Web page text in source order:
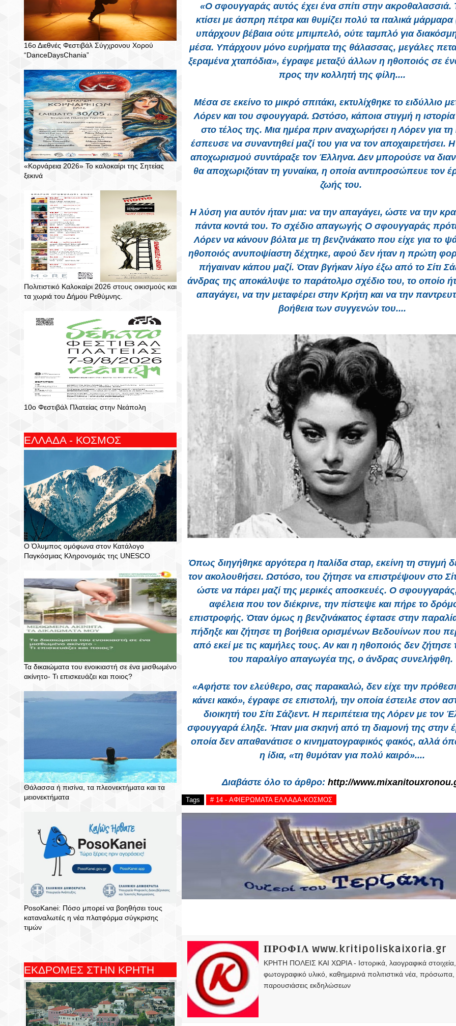
16ο Διεθνές Φεστιβάλ Σύγχρονου Χορού
“DanceDaysChania”
«Κορνάρεια 2026» Το καλοκαίρι της Σητείας
ξεκινά
Πολιτιστικό Καλοκαίρι 2026 στους οικισμούς και
τα χωριά του Δήμου Ρεθύμνης.
10ο Φεστιβάλ Πλατείας στην Νεάπολη
ΕΛΛΑΔΑ - ΚΟΣΜΟΣ
Ο Όλυμπος ομόφωνα στον Κατάλογο
Παγκόσμιας Κληρονομιάς της UNESCO
Τα δικαιώματα του ενοικιαστή σε ένα μισθωμένο
ακίνητο- Τι επισκευάζει και ποιος?
Θάλασσα ή πισίνα, τα πλεονεκτήματα και τα
μειονεκτήματα
PosoKanei: Πόσο μπορεί να βοηθήσει τους
καταναλωτές η νέα πλατφόρμα σύγκρισης
τιμών
ΕΚΔΡΟΜΕΣ ΣΤΗΝ ΚΡΗΤΗ
«Ο σφουγγαράς αυτός έχει ένα σπίτι στην ακροθαλασσιά.
κτίσει με άσπρη πέτρα και θυμίζει πολύ τα ιταλικά
υπάρχουν βέβαια ούτε μπιμπελό, ούτε ταμπλό για
μέσα. Υπάρχουν μόνο ευρήματα της θάλασσας, μεγάλες
ξεραμένα χταπόδια», έγραφε μεταξύ άλλων η ηθοποιός σε
προς την κολλητή της φίλη....
Μέσα σε εκείνο το μικρό σπιτάκι, εκτυλίχθηκε το ειδύλλιο
Λόρεν και του σφουγγαρά. Ωστόσο, κάποια στιγμή η
στο τέλος της. Μια ημέρα πριν αναχωρήσει η Λόρεν για
έσπευσε να συναντηθεί μαζί του για να τον αποχαιρετήσει. Η
αποχωρισμού συντάραξε τον Έλληνα. Δεν μπορούσε να
θα αποχωριζόταν τη γυναίκα, η οποία αντιπροσώπευε τον
ζωής του.
Η λύση για αυτόν ήταν μια: να την απαγάγει, ώστε να την
πάντα κοντά του. Το σχέδιο απαγωγής Ο σφουγγαράς
Λόρεν να κάνουν βόλτα με τη βενζινάκατο που είχε για το
ηθοποιός ανυποψίαστη δέχτηκε, αφού δεν ήταν η πρώτη
πήγαιναν κάπου μαζί. Όταν βγήκαν λίγο έξω από το Σίτι
άνδρας της αποκάλυψε το παράτολμο σχέδιο του, το οποίο
απαγάγει, να την μεταφέρει στην Κρήτη και να την
βοήθεια των συγγενών του....
Όπως διηγήθηκε αργότερα η Ιταλίδα σταρ, εκείνη τη στιγμή
τον ακολουθήσει. Ωστόσο, του ζήτησε να επιστρέψουν στο
ώστε να πάρει μαζί της μερικές αποσκευές. Ο
αφέλεια που τον διέκρινε, την πίστεψε και πήρε το
επιστροφής. Όταν όμως η βενζινάκατος έφτασε στην
πήδηξε και ζήτησε τη βοήθεια ορισμένων Βεδουίνων που
από εκεί με τις καμήλες τους. Αν και η ηθοποιός δεν ζήτησε
του παραλίγο απαγωγέα της, ο άνδρας συνελήφθη.
«Αφήστε τον ελεύθερο, σας παρακαλώ, δεν είχε την
κάνει κακό», έγραφε σε επιστολή, την οποία έστειλε στον
διοικητή του Σίτι Σάζιεντ. Η περιπέτεια της Λόρεν με τον
σφουγγαρά έληξε. Ήταν μια σκηνή από τη διαμονή της στην
οποία δεν απαθανάτισε ο κινηματογραφικός φακός, αλλά
η ίδια, «τη θυμόταν για πολύ καιρό»....
Διαβάστε όλο το άρθρο: http://
Tags # 14 - ΑΦΙΕΡΩΜΑΤΑ ΕΛΛΑΔΑ-ΚΟΣΜΟΣ
ΠΡΟΦΙΛ www.kritipoliskaixoria.gr
ΚΡΗΤΗ ΠΟΛΕΙΣ ΚΑΙ ΧΩΡΙΑ - Ιστορικά, λαογραφικά
φωτογραφικό υλικό, καθημερινά πολιτιστικά νέα, πρόσωπα,
παρουσιάσεις εκδηλώσεων